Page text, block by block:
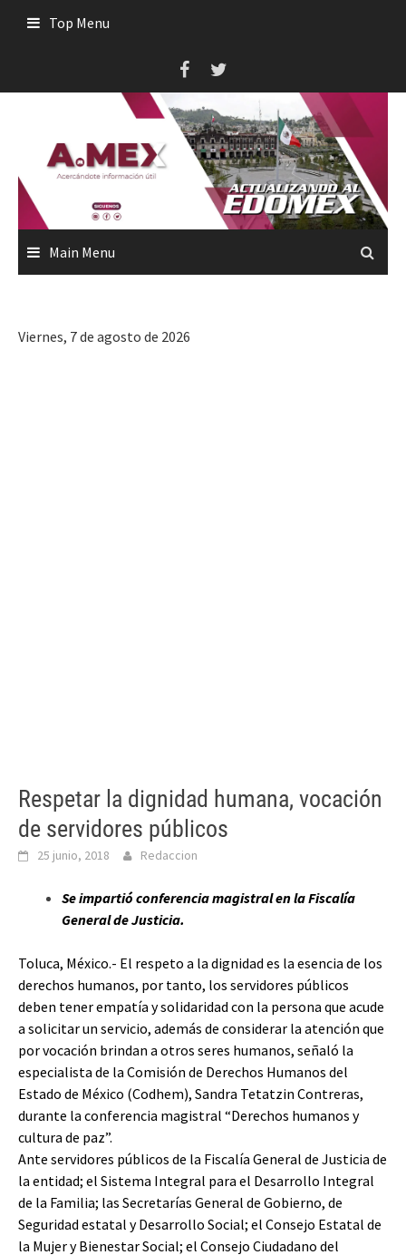
Top Menu
Main Menu
Viernes, 7 de agosto de 2026
Respetar la dignidad humana, vocación
de servidores públicos
25 junio, 2018 Redaccion
Se impartió conferencia magistral en la Fiscalía
General de Justicia.
Toluca, México.- El respeto a la dignidad es la esencia de los
derechos humanos, por tanto, los servidores públicos
deben tener empatía y solidaridad con la persona que acude
a solicitar un servicio, además de considerar la atención que
por vocación brindan a otros seres humanos, señaló la
especialista de la Comisión de Derechos Humanos del
Estado de México (Codhem), Sandra Tetatzin Contreras,
durante la conferencia magistral “Derechos humanos y
cultura de paz”.
Ante servidores públicos de la Fiscalía General de Justicia de
la entidad; el Sistema Integral para el Desarrollo Integral
de la Familia; las Secretarías General de Gobierno, de
Seguridad estatal y Desarrollo Social; el Consejo Estatal de
la Mujer y Bienestar Social; el Consejo Ciudadano del